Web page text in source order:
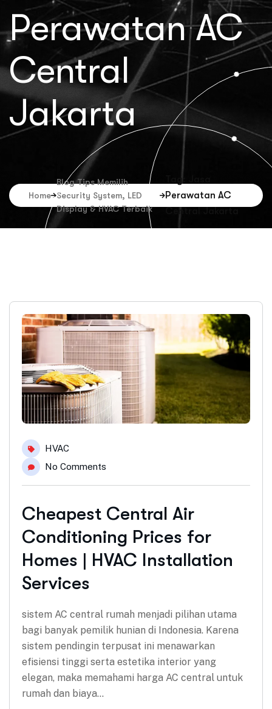
Perawatan AC
Central
Jakarta
Home
Blog Tips Memilih
Security System, LED
Display & HVAC Terbaik
Tag: Jasa
Perawatan AC
HVAC
No Comments
Cheapest Central Air
Conditioning Prices for
Homes | HVAC Installation
Services
sistem AC central rumah menjadi pilihan utama
bagi banyak pemilik hunian di Indonesia. Karena
sistem pendingin terpusat ini menawarkan
efisiensi tinggi serta estetika interior yang
elegan, maka memahami harga AC central untuk
rumah dan biaya…